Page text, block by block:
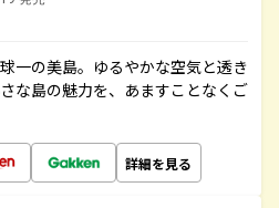
一の美島。ゆるやかな空気と透き
な島の魅力を、あますことなくご
詳細を見る